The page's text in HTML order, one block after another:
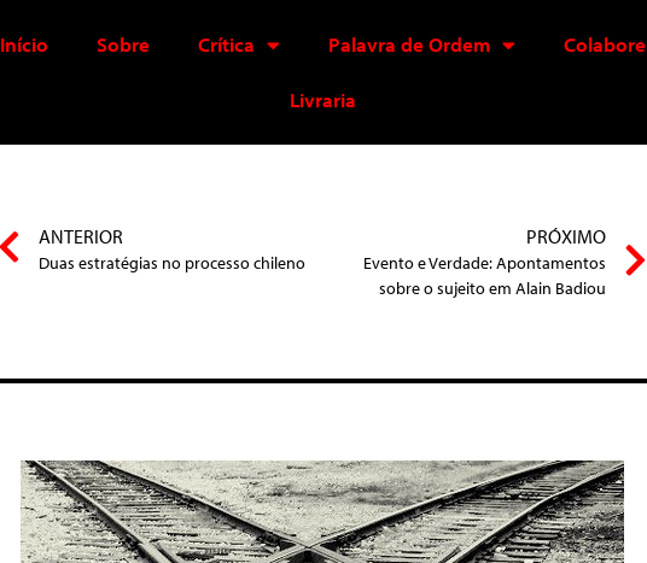
Início Sobre Crítica Palavra de Ordem Colabore
Livraria
ANTERIOR
Duas estratégias no processo chileno
PRÓXIMO
Evento e Verdade: Apontamentos
sobre o sujeito em Alain Badiou